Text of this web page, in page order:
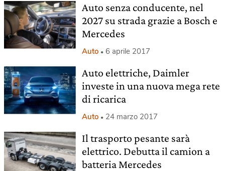
Auto senza conducente, nel
2027 su strada grazie a Bosch e
Mercedes
Auto 6 aprile 2017
Auto elettriche, Daimler
investe in una nuova mega rete
di ricarica
Auto 24 marzo 2017
Il trasporto pesante sarà
elettrico. Debutta il camion a
batteria Mercedes